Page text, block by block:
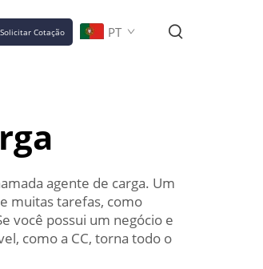
Solicitar Cotação PT
agente de carga. Um
muitas tarefas, como
você possui um negócio e
como a CC, torna todo o